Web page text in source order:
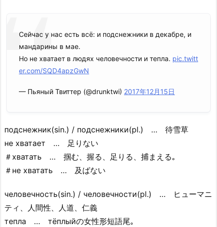
Сейчас у нас есть всё: и подснежники в декабре, и
мандарины в мае.
Но не хватает в людях человечности и тепла. pic.twitt
er.com/SQD4apzGwN
— Пьяный Твиттер (@drunktwi) 2017年12月15日
подснежник(sin.) / подснежники(pl.) … 待雪草
не хватает … 足りない
＃хватать … 掴む、握る、足りる、捕まえる｡
＃не хватать … 及ばない
человечность(sin.) / человечности(pl.) … ヒューマニ
ティ、人間性、人道、仁義
тепла … тёплыйの女性形短語尾｡